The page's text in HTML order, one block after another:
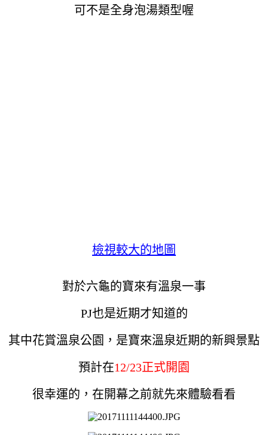
可不是全身泡湯類型喔
檢視較大的地圖
對於六龜的寶來有溫泉一事
PJ也是近期才知道的
其中花賞溫泉公園，是寶來溫泉近期的新興景點
預計在12/23正式開園
很幸運的，在開幕之前就先來體驗看看